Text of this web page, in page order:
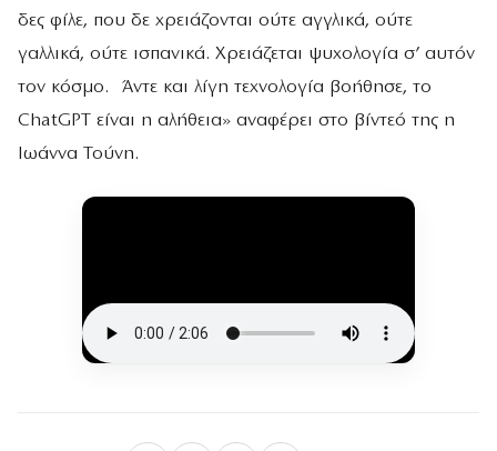
δες φίλε, που δε χρειάζονται ούτε αγγλικά, ούτε
γαλλικά, ούτε ισπανικά. Χρειάζεται ψυχολογία σ’ αυτόν
τον κόσμο. Άντε και λίγη τεχνολογία βοήθησε, το
ChatGPT είναι η αλήθεια» αναφέρει στο βίντεό της η
Ιωάννα Τούνη.